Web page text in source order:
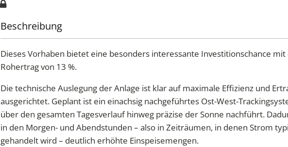
Beschreibung
Dieses Vorhaben bietet eine besonders interessante Investitionschance
Rohertrag von 13 %.
Die technische Auslegung der Anlage ist klar auf maximale Effizienz und
ausgerichtet. Geplant ist ein einachsig nachgeführtes Ost-West-
über den gesamten Tagesverlauf hinweg präzise der Sonne nachführt.
in den Morgen- und Abendstunden – also in Zeiträumen, in denen Strom
gehandelt wird – deutlich erhöhte Einspeisemengen.